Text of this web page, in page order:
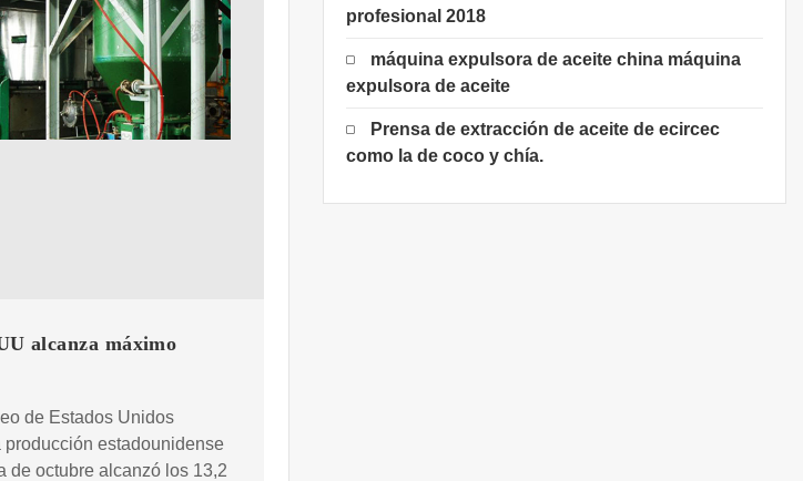
alcanza máximo
de Estados Unidos
estadounidense
de octubre alcanzó los 13,2
profesional 2018
máquina expulsora de aceite china máquina
expulsora de aceite
Prensa de extracción de aceite de ecircec
como la de coco y chía.